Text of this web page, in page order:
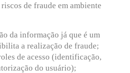
de fraude em ambiente
da informação já que é um
a realização de fraude;
de acesso (identificação,
do usuário);